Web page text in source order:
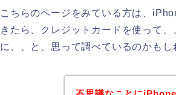
こちらのページをみている方は、
きたら、クレジットカードを使って
に、、と、思って調べているのかもし